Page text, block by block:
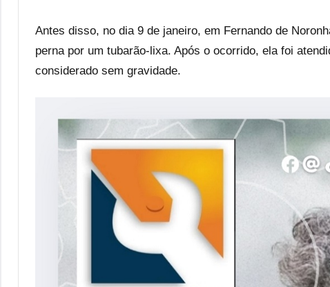
Antes disso, no dia 9 de janeiro, em Fernando de
perna por um tubarão-lixa. Após o ocorrido, ela foi
considerado sem gravidade.